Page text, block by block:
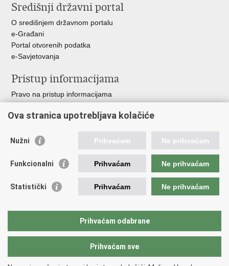
Facebooku
Središnji državni portal
O središnjem državnom portalu
e-Građani
Portal otvorenih podatka
e-Savjetovanja
Pristup informacijama
Pravo na pristup informacijama
Pozivi za žurnu pomoć
Važne poveznice
Vlada RH
Muzej hrvatskog vatrogastva
The Federation of EUropean Fire Officers FEU
Intranet (samo za službenike HVZ)
Ova stranica upotrebljava kolačiće
Nužni Prihvaćam Ne prihvaćam
Funkcionalni Prihvaćam Ne prihvaćam
Statistički Prihvaćam Ne prihvaćam
Prihvaćam odabrane
Prihvaćam sve